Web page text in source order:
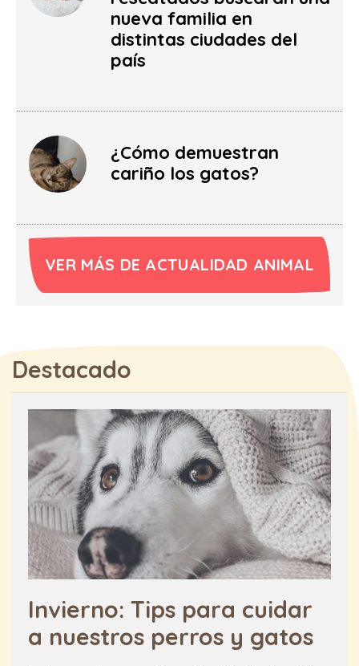
nueva familia en
distintas ciudades del
país
¿Cómo demuestran
cariño los gatos?
VER MÁS DE ACTUALIDAD ANIMAL
Destacado
Invierno: Tips para cuidar
a nuestros perros y gatos